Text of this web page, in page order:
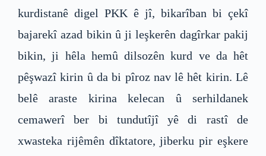
kurdistanê digel PKK ê jî, bikarîban bi çekî
bajarekî azad bikin û ji leşkerên dagîrkar pakij
bikin, ji hêla hemû dilsozên kurd ve da hêt
pêşwazî kirin û da bi pîroz nav lê hêt kirin. Lê
belê araste kirina kelecan û serhildanek
cemawerî ber bi tundutîjî yê di rastî de
xwasteka rijêmên dîktatore, jiberku pir eşkere